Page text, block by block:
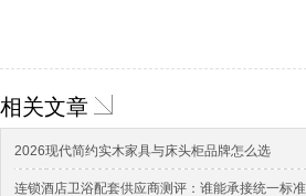
相关文章
2026现代简约实木家具与床头柜品牌怎么选
连锁酒店卫浴配套供应商测评：谁能承接统一标